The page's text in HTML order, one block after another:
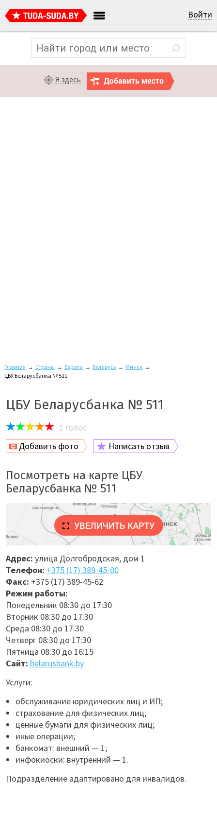
Войти
Я здесь
Главная → Страны → Европа → Беларусь → Минск →
ЦБУ Беларусбанка № 511
ЦБУ Беларусбанка № 511
1 голос
Добавить фото
Написать отзыв
Посмотреть на карте ЦБУ
Беларусбанка № 511
Адрес: улица Долгобродская, дом 1
Телефон: +375 (17) 389-45-00
Факс: +375 (17) 389-45-62
Режим работы:
Понедельник 08:30 до 17:30
Вторник 08:30 до 17:30
Среда 08:30 до 17:30
Четверг 08:30 до 17:30
Пятница 08:30 до 16:15
Сайт: belarusbank.by
Услуги:
обслуживание юридических лиц и ИП;
страхование для физических лиц;
ценные бумаги для физических лиц;
иные операции;
банкомат: внешний — 1;
инфокиоски: внутренний — 1.
Подразделение адаптировано для инвалидов.